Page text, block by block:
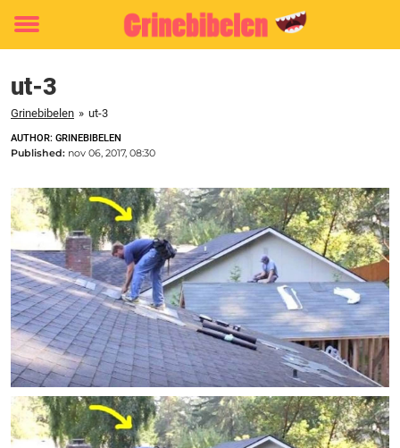
Toggle
ut-3
Grinebibelen » ut-3
AUTHOR: GRINEBIBELEN
Published: nov 06, 2017, 08:30